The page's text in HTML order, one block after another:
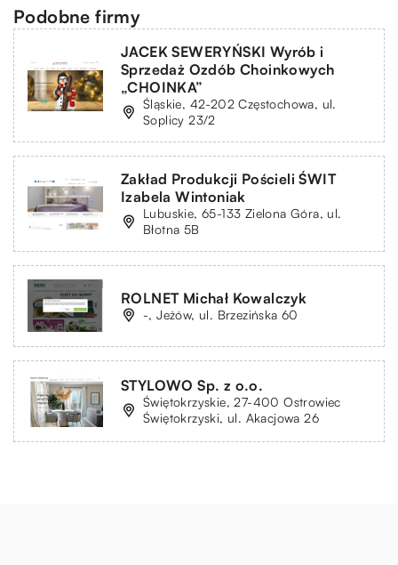
Podobne firmy
JACEK SEWERYŃSKI Wyrób i
Sprzedaż Ozdób Choinkowych
„CHOINKA”
Śląskie, 42-202 Częstochowa, ul.
Soplicy 23/2
Zakład Produkcji Pościeli ŚWIT
Izabela Wintoniak
Lubuskie, 65-133 Zielona Góra, ul.
Błotna 5B
ROLNET Michał Kowalczyk
-, Jeżów, ul. Brzezińska 60
STYLOWO Sp. z o.o.
Świętokrzyskie, 27-400 Ostrowiec
Świętokrzyski, ul. Akacjowa 26